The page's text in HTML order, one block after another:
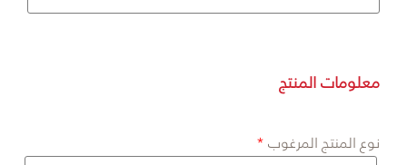
معلومات المنتج
نوع المنتج المرغوب